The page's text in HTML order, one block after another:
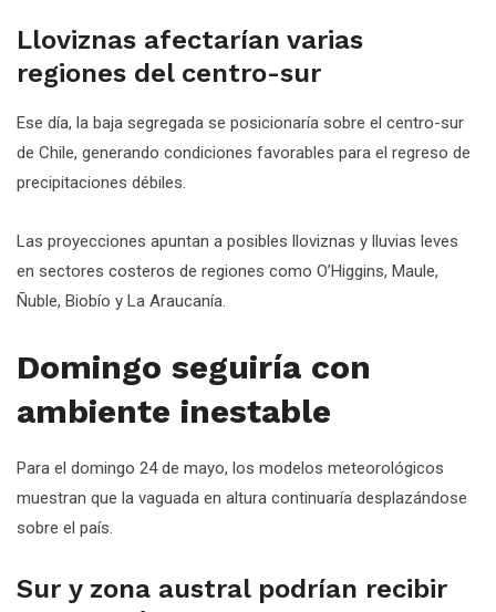
Lloviznas afectarían varias
regiones del centro-sur
Ese día, la baja segregada se posicionaría sobre el centro-sur
de Chile, generando condiciones favorables para el regreso de
precipitaciones débiles.
Las proyecciones apuntan a posibles lloviznas y lluvias leves
en sectores costeros de regiones como O’Higgins, Maule,
Ñuble, Biobío y La Araucanía.
Domingo seguiría con
ambiente inestable
Para el domingo 24 de mayo, los modelos meteorológicos
muestran que la vaguada en altura continuaría desplazándose
sobre el país.
Sur y zona austral podrían recibir